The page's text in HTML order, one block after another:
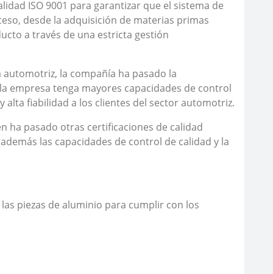
ISO 9001 para garantizar que el sistema de
desde la adquisición de materias primas
a través de una estricta gestión
la compañía ha pasado la
empresa tenga mayores capacidades de control
alta fiabilidad a los clientes del sector automotriz.
ha pasado otras certificaciones de calidad
las capacidades de control de calidad y la
piezas de aluminio para cumplir con los